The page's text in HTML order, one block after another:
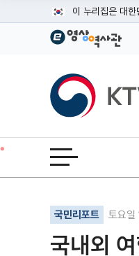
이 누리집은 대
공식 누리집 주
이밖에 or.kr 또는
운영중인 공식 누
KTV국민방송
전체메뉴 열기
국민리포트 토요
국내외
기사인쇄
글자확대
글자축소